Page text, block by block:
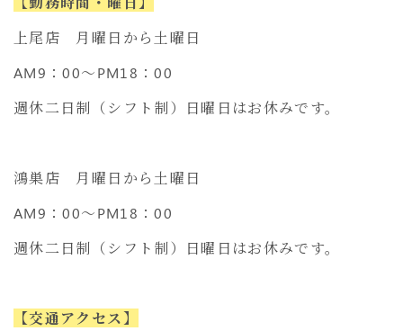
上尾店 月曜日から土曜日
AM9：00～PM18：00
週休二日制（シフト制）日曜日はお休みです。
鴻巣店 月曜日から土曜日
AM9：00～PM18：00
週休二日制（シフト制）日曜日はお休みです。
【交通アクセス】